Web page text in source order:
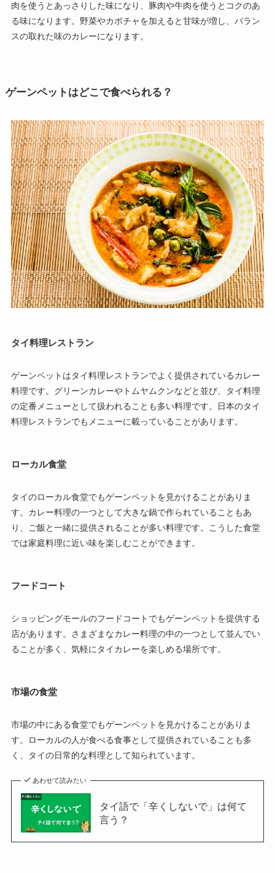
肉を使うとあっさりした味になり、豚肉や牛肉を使うとコクのあ
る味になります。野菜やカボチャを加えると甘味が増し、バラン
スの取れた味のカレーになります。
ゲーンペットはどこで食べられる？
タイ料理レストラン
ゲーンペットはタイ料理レストランでよく提供されているカレー
料理です。グリーンカレーやトムヤムクンなどと並び、タイ料理
の定番メニューとして扱われることも多い料理です。日本のタイ
料理レストランでもメニューに載っていることがあります。
ローカル食堂
タイのローカル食堂でもゲーンペットを見かけることがありま
す。カレー料理の一つとして大きな鍋で作られていることもあ
り、ご飯と一緒に提供されることが多い料理です。こうした食堂
では家庭料理に近い味を楽しむことができます。
フードコート
ショッピングモールのフードコートでもゲーンペットを提供する
店があります。さまざまなカレー料理の中の一つとして並んでい
ることが多く、気軽にタイカレーを楽しめる場所です。
市場の食堂
市場の中にある食堂でもゲーンペットを見かけることがありま
す。ローカルの人が食べる食事として提供されていることも多
く、タイの日常的な料理として知られています。
あわせて読みたい
タイ語で「辛くしないで」は何て
言う？